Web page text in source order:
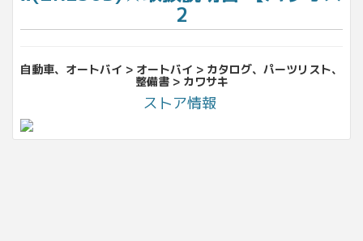
2
自動車、オートバイ > オートバイ > カタログ、パーツリスト、
整備書 > カワサキ
ストア情報